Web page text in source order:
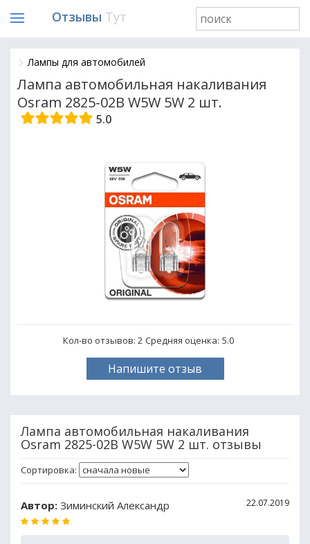
Отзывы Тут
Лампы для автомобилей
Лампа автомобильная накаливания
Osram 2825-02B W5W 5W 2 шт.
5.0
Кол-во отзывов: 2 Средняя оценка: 5.0
Напишите отзыв
Лампа автомобильная накаливания
Osram 2825-02B W5W 5W 2 шт. отзывы
Сортировка:
Автор: Зиминский Александр 22.07.2019